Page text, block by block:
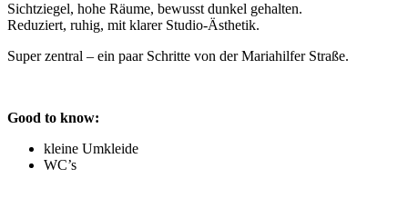
Sichtziegel, hohe Räume, bewusst dunkel gehalten.
Reduziert, ruhig, mit klarer Studio-Ästhetik.
Super zentral – ein paar Schritte von der Mariahilfer Straße.
Good to know:
kleine Umkleide
WC’s